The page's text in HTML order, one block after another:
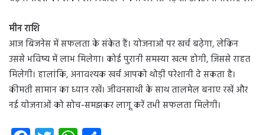
मीन राशि
आज बिजनेस में सफलता के संकेत हैं। योजनाओं पर खर्च बढ़ेगा, लेकिन
उससे भविष्य में लाभ मिलेगा। कोई पुरानी समस्या खत्म होगी, जिससे राहत
मिलेगी। हालांकि, अनावश्यक खर्च आपको थोड़ी परेशानी दे सकता है।
कीमती सामान का ध्यान रखें। जीवनसाथी के साथ तालमेल बनाए रखें और
नई योजनाओं को सोच-समझकर लागू करें तभी सफलता मिलेगी।